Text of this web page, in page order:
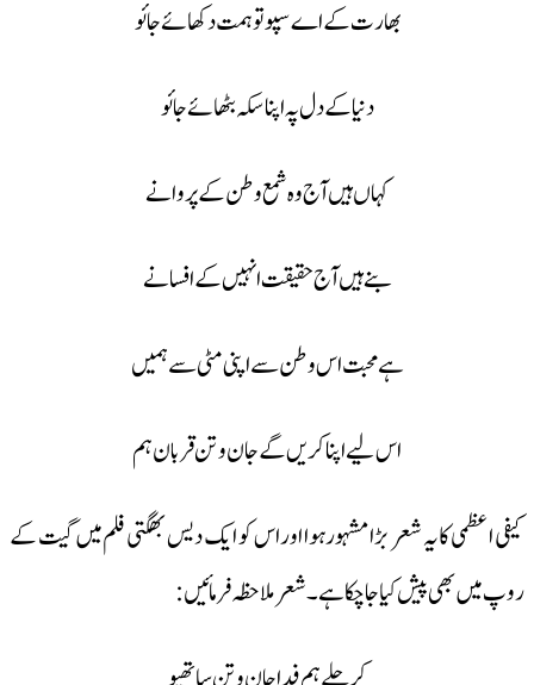
بھارت کے اے سپوتو ہمت دکھائے جائو
دنیا کے دل پہ اپنا سکہ بٹھائے جائو
کہاں ہیں آج وہ شمع وطن کے پروانے
بنے ہیں آج حقیقت انہیں کے افسانے
ہے محبت اس وطن سے اپنی مٹی سے ہمیں
اس لیے اپنا کریں گے جان و تن قربان ہم
کیفی اعظمی کا یہ شعر بڑا مشہورہوا اور اس کو ایک دیس بھگتی فلم میں گیت کے
روپ میں بھی پیش کیا جا چکا ہے۔شعر ملاحظہ فرمائیں: